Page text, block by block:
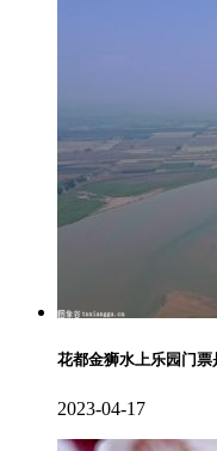
花都金狮水上乐园门
2023-04-17